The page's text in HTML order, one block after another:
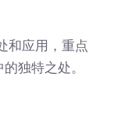
和应用，重点
独特之处。